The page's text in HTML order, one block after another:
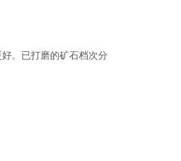
。已打磨的矿石档次分